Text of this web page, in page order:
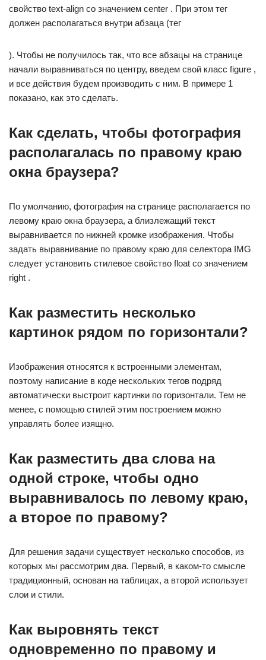
свойство text-align со значением center . При этом тег
должен располагаться внутри абзаца (тег
). Чтобы не получилось так, что все абзацы на странице
начали выравниваться по центру, введем свой класс figure ,
и все действия будем производить с ним. В примере 1
показано, как это сделать.
Как сделать, чтобы фотография
располагалась по правому краю
окна браузера?
По умолчанию, фотография на странице располагается по
левому краю окна браузера, а близлежащий текст
выравнивается по нижней кромке изображения. Чтобы
задать выравнивание по правому краю для селектора IMG
следует установить стилевое свойство float со значением
right .
Как разместить несколько
картинок рядом по горизонтали?
Изображения относятся к встроенными элементам,
поэтому написание в коде нескольких тегов подряд
автоматически выстроит картинки по горизонтали. Тем не
менее, с помощью стилей этим построением можно
управлять более изящно.
Как разместить два слова на
одной строке, чтобы одно
выравнивалось по левому краю,
а второе по правому?
Для решения задачи существует несколько способов, из
которых мы рассмотрим два. Первый, в каком-то смысле
традиционный, основан на таблицах, а второй использует
слои и стили.
Как выровнять текст
одновременно по правому и